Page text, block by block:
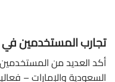
تجارب المستخدمين في
أكد العديد من